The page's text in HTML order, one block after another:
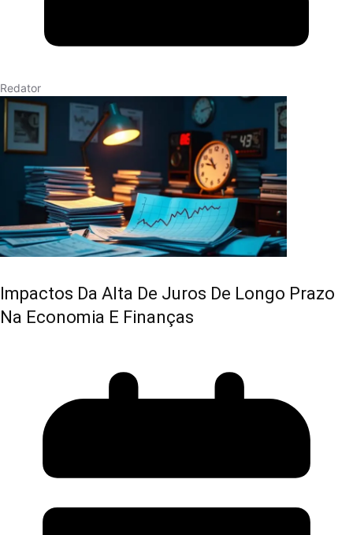
Redator
Impactos Da Alta De Juros De Longo Prazo
Na Economia E Finanças